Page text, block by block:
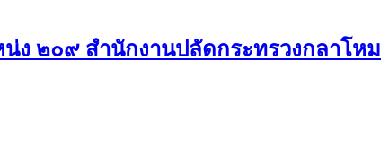
ง ๒๐๙ สำนักงานปลัดกระทรวงกลาโหม